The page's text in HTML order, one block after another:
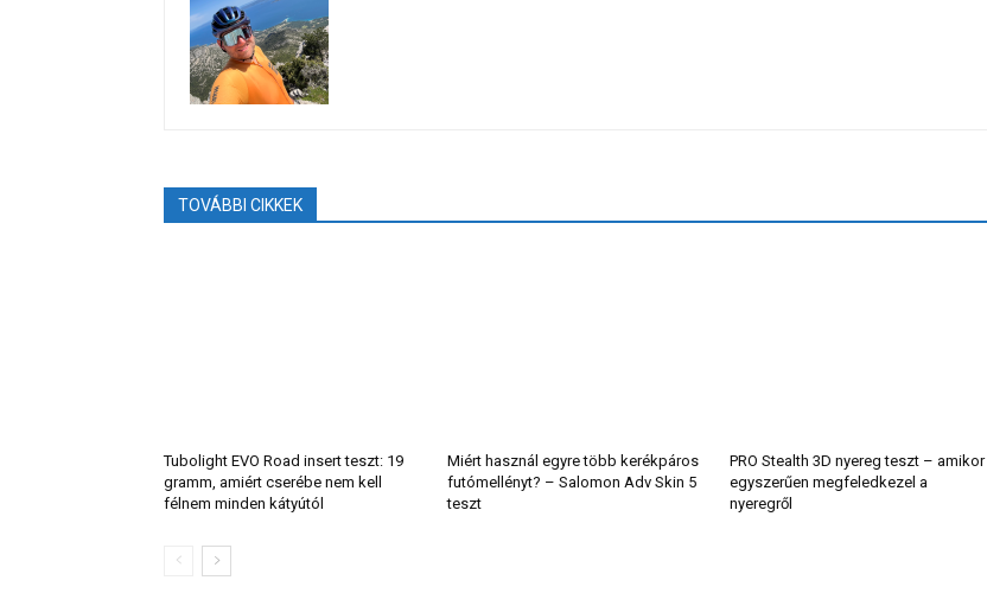
TOVÁBBI CIKKEK
Tubolight EVO Road insert teszt: 19
gramm, amiért cserébe nem kell
félnem minden kátyútól
Miért használ egyre több kerékpáros
futómellényt? – Salomon Adv Skin 5
teszt
PRO Stealth 3D nyereg teszt – amikor
egyszerűen megfeledkezel a
nyeregről